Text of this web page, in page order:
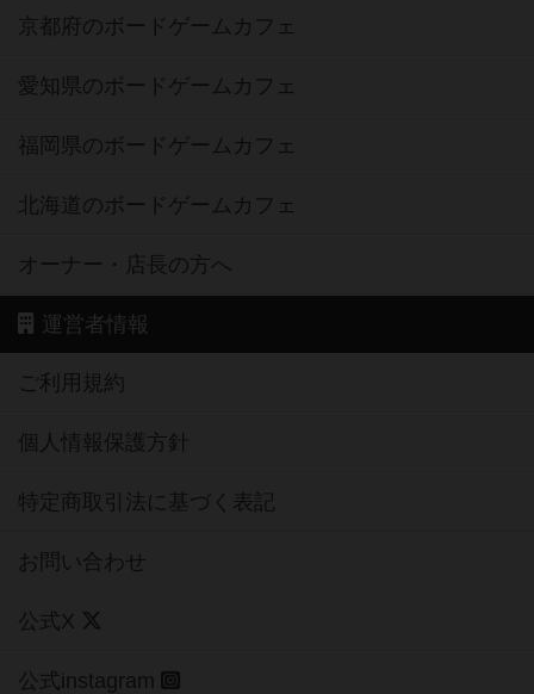
京都府のボードゲームカフェ
愛知県のボードゲームカフェ
福岡県のボードゲームカフェ
北海道のボードゲームカフェ
オーナー・店長の方へ
運営者情報
ご利用規約
個人情報保護方針
特定商取引法に基づく表記
お問い合わせ
公式X
公式instagram